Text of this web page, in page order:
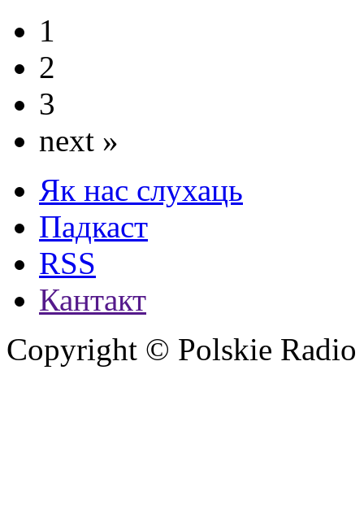
1
2
3
next »
Як нас слухаць
Падкаст
RSS
Кантакт
Copyright © Polskie